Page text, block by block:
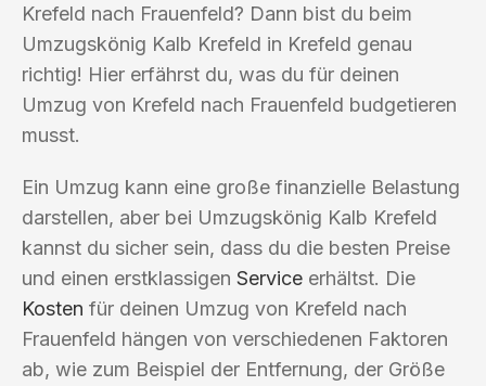
Krefeld nach Frauenfeld? Dann bist du beim
Umzugskönig Kalb Krefeld in Krefeld genau
richtig! Hier erfährst du, was du für deinen
Umzug von Krefeld nach Frauenfeld budgetieren
musst.
Ein Umzug kann eine große finanzielle Belastung
darstellen, aber bei Umzugskönig Kalb Krefeld
kannst du sicher sein, dass du die besten Preise
und einen erstklassigen Service erhältst. Die
Kosten für deinen Umzug von Krefeld nach
Frauenfeld hängen von verschiedenen Faktoren
ab, wie zum Beispiel der Entfernung, der Größe